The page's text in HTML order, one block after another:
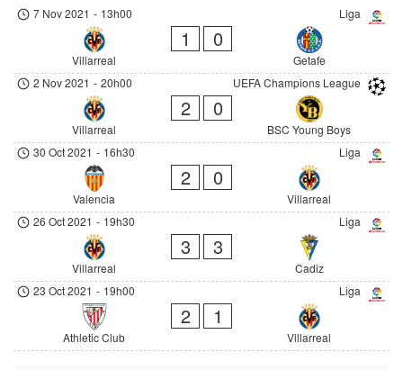
Liga
7 Nov 2021 - 13h00
Villarreal
1 0
Getafe
UEFA Champions League
2 Nov 2021 - 20h00
Villarreal
2 0
BSC Young Boys
Liga
30 Oct 2021 - 16h30
Valencia
2 0
Villarreal
Liga
26 Oct 2021 - 19h30
Villarreal
3 3
Cadiz
Liga
23 Oct 2021 - 19h00
Athletic Club
2 1
Villarreal